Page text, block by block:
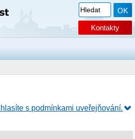
Kontakty
s podmínkami uveřejňování.